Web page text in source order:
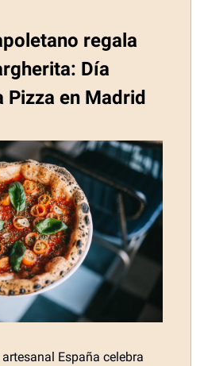
regala
Día
Pizza en Madrid
España celebra